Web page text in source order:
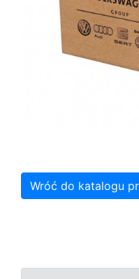
Wróć do katalogu